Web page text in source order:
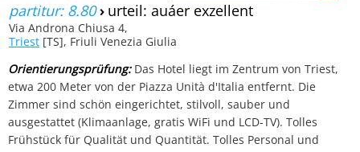
partitur: 8.80› urteil: auáer exzellent
Via Androna Chiusa 4,
Triest [TS], Friuli Venezia Giulia
Orientierungsprüfung:Das Hotel liegt im Zentrum von Triest,
etwa 200 Meter von der Piazza Unità d'Italia entfernt. Die
Zimmer sind schön eingerichtet, stilvoll, sauber und
ausgestattet (Klimaanlage, gratis WiFi und LCD-TV). Tolles
Frühstück für Qualität und Quantität. Tolles Personal und